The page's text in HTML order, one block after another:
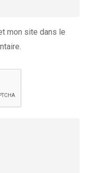
mon site dans le